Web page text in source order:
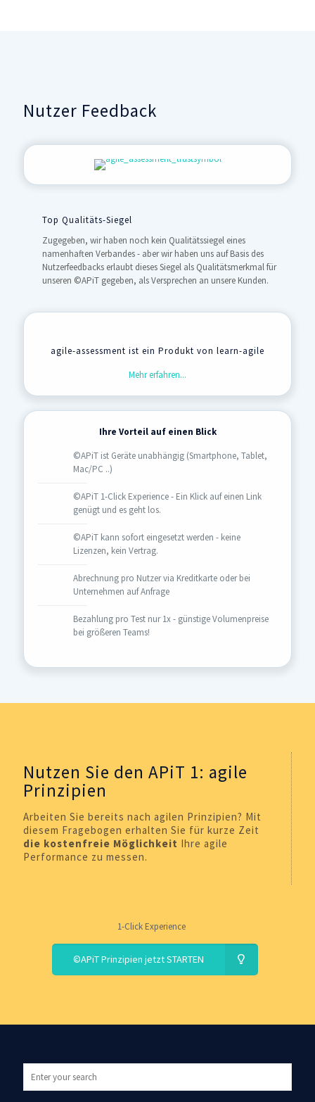
Nutzer Feedback
Top Qualitäts-Siegel
Zugegeben, wir haben noch kein Qualitätssiegel eines
namenhaften Verbandes - aber wir haben uns auf Basis des
Nutzerfeedbacks erlaubt dieses Siegel als Qualitätsmerkmal für
unseren ©APiT gegeben, als Versprechen an unsere Kunden.
agile-assessment ist ein Produkt von learn-agile
Mehr erfahren...
Ihre Vorteil auf einen Blick
©APiT ist Geräte unabhängig (Smartphone, Tablet,
Mac/PC ..)
©APiT 1-Click Experience - Ein Klick auf einen Link
genügt und es geht los.
©APiT kann sofort eingesetzt werden - keine
Lizenzen, kein Vertrag.
Abrechnung pro Nutzer via Kreditkarte oder bei
Unternehmen auf Anfrage
Bezahlung pro Test nur 1x - günstige Volumenpreise
bei größeren Teams!
Nutzen Sie den APiT 1: agile
Prinzipien
Arbeiten Sie bereits nach agilen Prinzipien? Mit
diesem Fragebogen erhalten Sie für kurze Zeit
die kostenfreie Möglichkeit Ihre agile
Performance zu messen.
1-Click Experience
©APiT Prinzipien jetzt STARTEN